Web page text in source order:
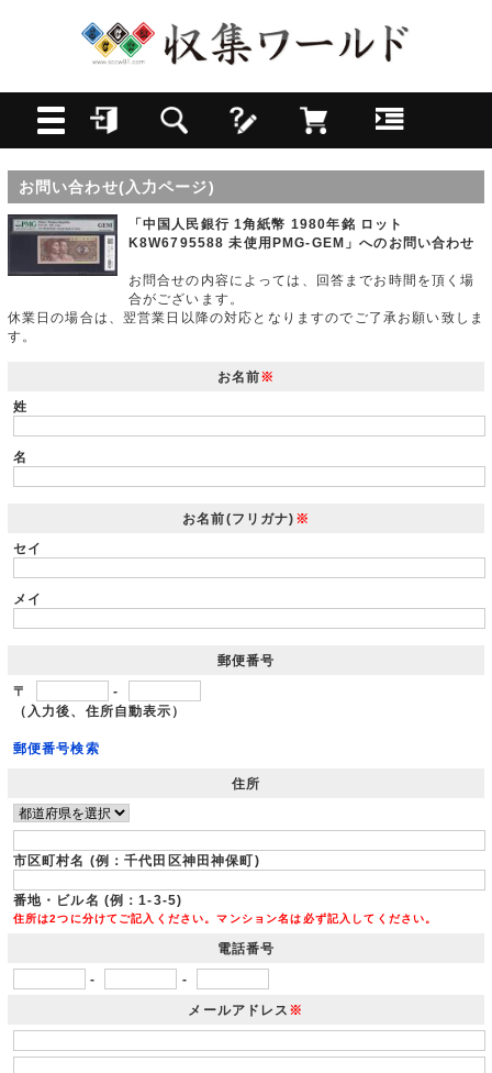
お問い合わせ(入力ページ)
「中国人民銀行 1角紙幣 1980年銘 ロット
K8W6795588 未使用PMG-GEM」へのお問い合わせ
お問合せの内容によっては、回答までお時間を頂く場
合がございます。
休業日の場合は、翌営業日以降の対応となりますのでご了承お願い致しま
す。
お名前※
姓
名
お名前(フリガナ) ※
セイ
メイ
郵便番号
〒
-
（入力後、住所自動表示）
郵便番号検索
住所
市区町村名 (例：千代田区神田神保町)
番地・ビル名 (例：1-3-5)
住所は2つに分けてご記入ください。マンション名は必ず記入してください。
電話番号
- -
メールアドレス ※